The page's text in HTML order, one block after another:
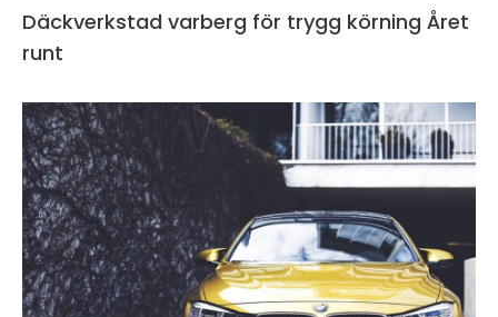
Däckverkstad varberg för trygg körning Året
runt